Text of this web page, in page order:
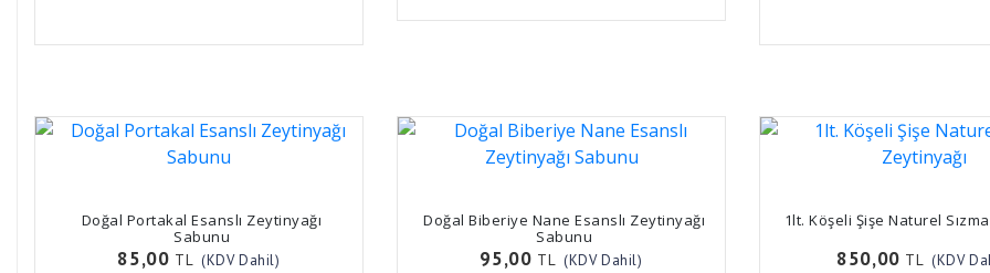
Doğal Portakal Esanslı Zeytinyağı
Sabunu
85,00 TL (KDV Dahil)
Doğal Biberiye Nane Esanslı Zeytinyağı
Sabunu
95,00 TL (KDV Dahil)
1lt. Köşeli Şişe Naturel
850,00 TL (KDV